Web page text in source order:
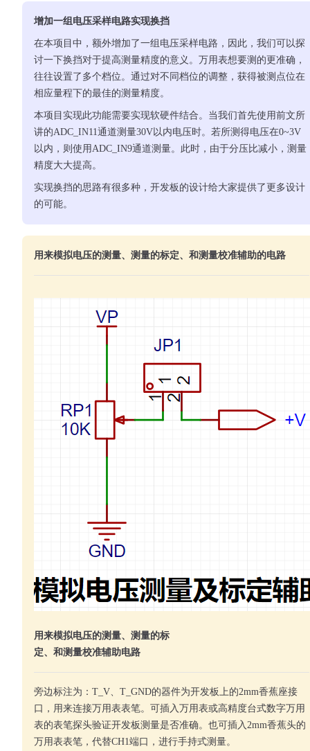
增加一组电压采样电路实现换挡
在本项目中，额外增加了一组电压采样电路，因此，我们可以探
讨一下换挡对于提高测量精度的意义。万用表想要测的更准确，
往往设置了多个档位。通过对不同档位的调整，获得被测点位在
相应量程下的最佳的测量精度。
本项目实现此功能需要实现软硬件结合。当我们首先使用前文所
讲的ADC_IN11通道测量30V以内电压时。若所测得电压在0~3V
以内，则使用ADC_IN9通道测量。此时，由于分压比减小，测量
精度大大提高。
实现换挡的思路有很多种，开发板的设计给大家提供了更多设计
的可能。
用来模拟电压的测量、测量的标定、和测量校准辅助的电路
用来模拟电压的测量、测量的标
定、和测量校准辅助电路
旁边标注为：T_V、T_GND的器件为开发板上的2mm香蕉座接
口，用来连接万用表表笔。可插入万用表或高精度台式数字万用
表的表笔探头验证开发板测量是否准确。也可插入2mm香蕉头的
万用表表笔，代替CH1端口，进行手持式测量。